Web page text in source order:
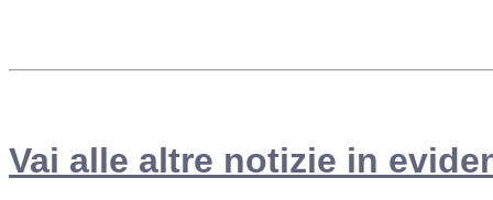
Vai alle altre notizie in